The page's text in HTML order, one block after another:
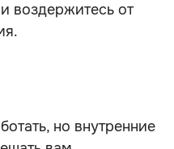
воздержитесь от
но внутренние